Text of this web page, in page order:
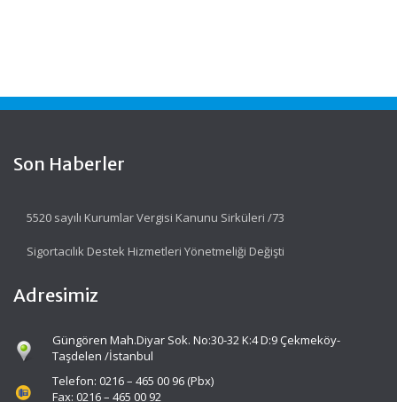
Son Haberler
5520 sayılı Kurumlar Vergisi Kanunu Sirküleri /73
Sigortacılık Destek Hizmetleri Yönetmeliği Değişti
Adresimiz
Güngören Mah.Diyar Sok. No:30-32 K:4 D:9 Çekmeköy-
Taşdelen /İstanbul
Telefon: 0216 – 465 00 96 (Pbx)
Fax: 0216 – 465 00 92